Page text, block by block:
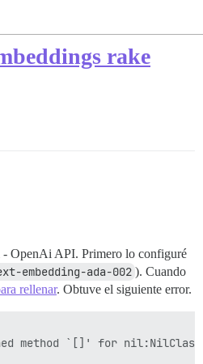
rake
- OpenAi API. Primero lo configuré
embedding-ada-002 ). Cuando
rellenar. Obtuve el siguiente error.
method `[]' for nil:NilClass